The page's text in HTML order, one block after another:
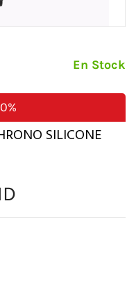
En Stock
SILICONE